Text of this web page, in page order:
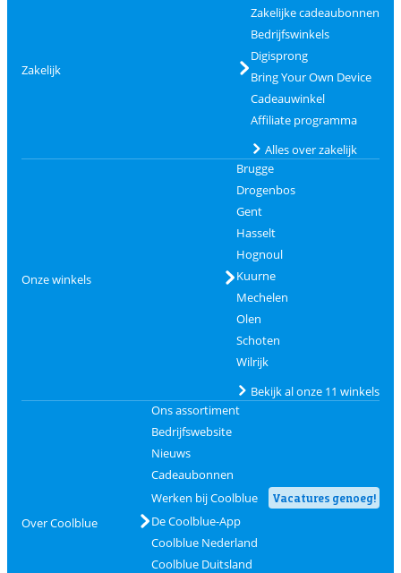
Zakelijk
Zakelijke cadeaubonnen
Bedrijfswinkels
Digisprong
Bring Your Own Device
Cadeauwinkel
Affiliate programma
Alles over zakelijk
Onze winkels
Brugge
Drogenbos
Gent
Hasselt
Hognoul
Kuurne
Mechelen
Olen
Schoten
Wilrijk
Bekijk al onze 11 winkels
Over Coolblue
Ons assortiment
Bedrijfswebsite
Nieuws
Cadeaubonnen
Werken bij Coolblue
Vacatures genoeg!
De Coolblue-App
Coolblue Nederland
Coolblue Duitsland